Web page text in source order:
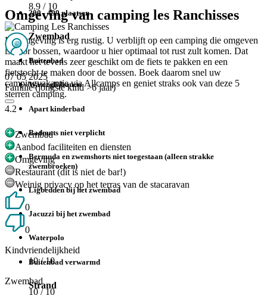
Omgeving van camping les Ranchisses
De omgeving is erg rustig. U verblijft op een camping die omgeven
is door bossen, waardoor u hier optimaal tot rust zult komen. Dat
maakt het tevens zeer geschikt om de fiets te pakken en een
fietstocht te maken door de bossen. Boek daarom snel uw
campingvakantie via Allcamps en geniet straks ook van deze 5
sterren camping.
200 - 499 plaatsen
Zwembad
Buitenbad
Waterglijbanen
Apart kinderbad
Badmuts niet verplicht
Bermuda en zwemshorts niet toegestaan (alleen strakke
zwembroeken)
Ligbedden bij het zwembad
Jacuzzi bij het zwembad
Waterpolo
Buitenbad verwarmd
Strand
8.9 / 10
07 05 2025
Familie (jongste kind >6 jaar)
4.2
Zwembad
Aanbod faciliteiten en diensten
Omgeving
Restaurant (dit is niet de bar!)
Weinig privacy op het terras van de stacaravan
0
0
Kindvriendelijkheid
10/ 10
Zwembad
10/ 10